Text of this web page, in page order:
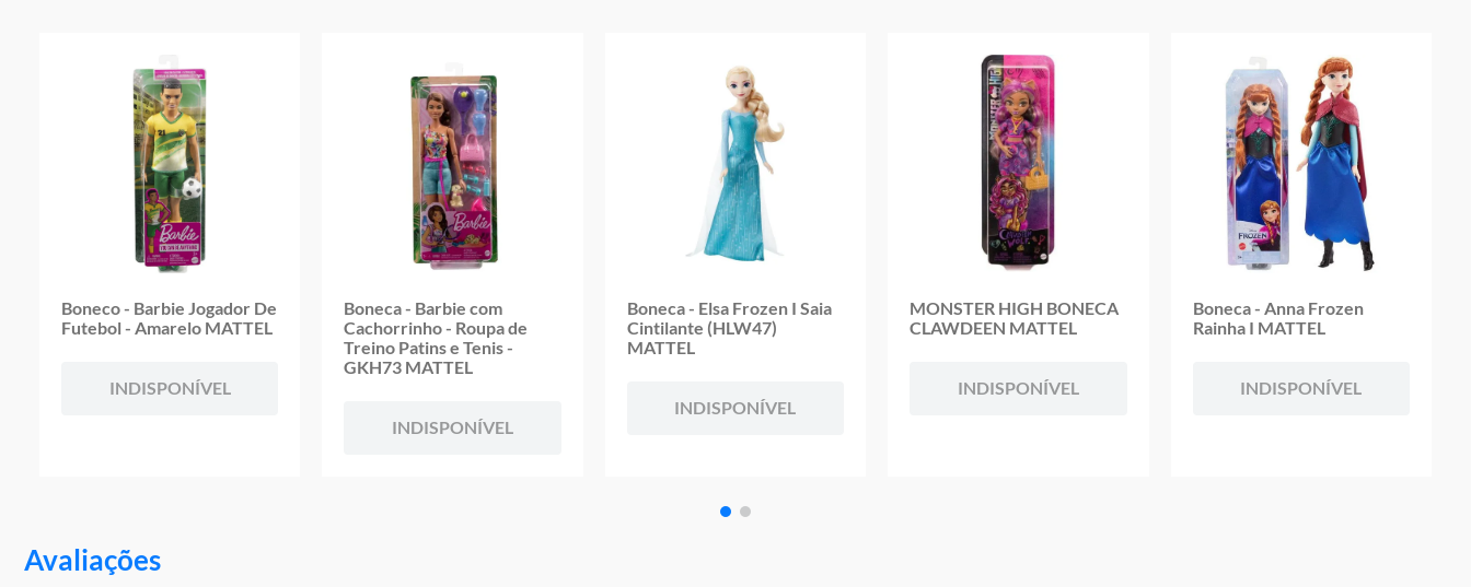
Boneco - Barbie Jogador De
Futebol - Amarelo MATTEL
INDISPONÍVEL
Boneca - Barbie com
Cachorrinho - Roupa de
Treino Patins e Tenis -
GKH73 MATTEL
INDISPONÍVEL
Boneca - Elsa Frozen I Saia
Cintilante (HLW47)
MATTEL
INDISPONÍVEL
MONSTER HIGH BONECA
CLAWDEEN MATTEL
INDISPONÍVEL
Boneca - Anna Frozen
Rainha I MATTEL
INDISPONÍVEL
Avaliações